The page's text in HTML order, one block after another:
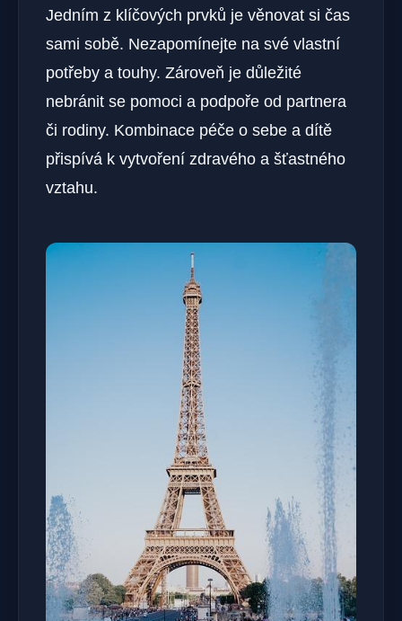
Jedním z klíčových prvků je věnovat si čas
sami ⁤sobě. Nezapomínejte na své vlastní
potřeby a touhy. Zároveň je důležité ​
nebránit se pomoci a podpoře od partnera
či rodiny. Kombinace péče o sebe​ a dítě
přispívá ⁣k vytvoření⁢ zdravého a šťastného
vztahu.